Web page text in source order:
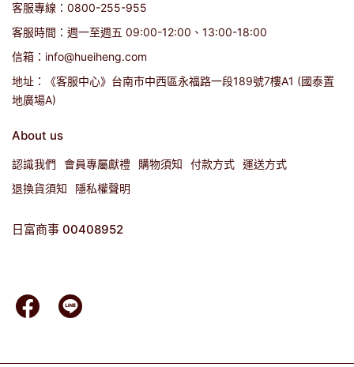
客服專線：0800-255-955
客服時間：週一至週五 09:00-12:00、13:00-18:00
信箱：info@hueiheng.com
地址：《客服中心》台南市中西區永福路一段189號7樓A1 (國泰置
地廣場A)
About us
認識我們 會員專屬獻禮 購物須知 付款方式 運送方式
退換貨須知
隱私權聲明
日富商事 00408952